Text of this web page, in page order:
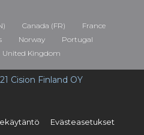
Canada (FR)
France
Norway
Portugal
United Kingdom
Cision Finland OY
Evästeasetukset